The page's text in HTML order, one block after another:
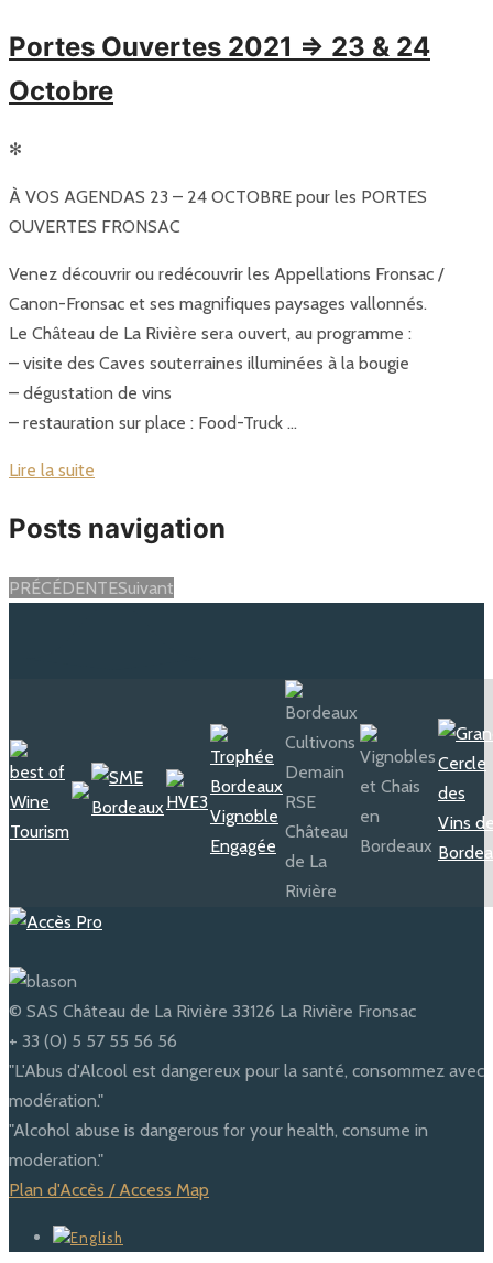
Portes Ouvertes 2021 => 23 & 24
Octobre
✻
À VOS AGENDAS 23 – 24 OCTOBRE pour les PORTES
OUVERTES FRONSAC
Venez découvrir ou redécouvrir les Appellations Fronsac /
Canon-Fronsac et ses magnifiques paysages vallonnés.
Le Château de La Rivière sera ouvert, au programme :
– visite des Caves souterraines illuminées à la bougie
– dégustation de vins
– restauration sur place : Food-Truck …
Lire la suite
Posts navigation
PRÉCÉDENTESuivant
© SAS Château de La Rivière 33126 La Rivière Fronsac
+ 33 (0) 5 57 55 56 56
"L'Abus d'Alcool est dangereux pour la santé, consommez avec
modération."
"Alcohol abuse is dangerous for your health, consume in
moderation."
Plan d'Accès / Access Map